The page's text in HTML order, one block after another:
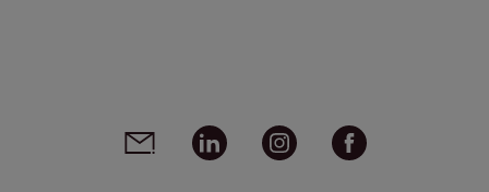
Social media links - share article
Email Linkedin Instagram